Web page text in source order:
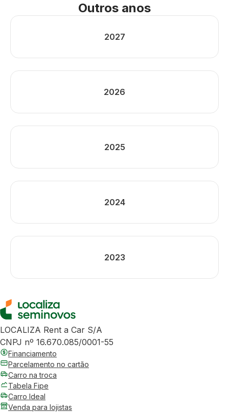
Outros anos
2027
2026
2025
2024
2023
LOCALIZA Rent a Car S/A
CNPJ nº 16.670.085/0001-55
Financiamento
Parcelamento no cartão
Carro na troca
Tabela Fipe
Carro Ideal
Venda para lojistas